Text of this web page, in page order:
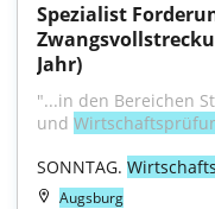
Spezialist
Jahr)
"...in den Bereichen
und
SONNTAG.
Augsburg